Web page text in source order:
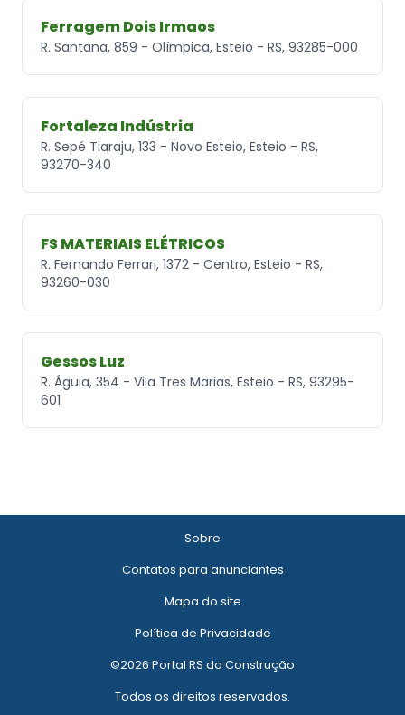
Ferragem Dois Irmaos
R. Santana, 859 - Olímpica, Esteio - RS, 93285-000
Fortaleza Indústria
R. Sepé Tiaraju, 133 - Novo Esteio, Esteio - RS,
93270-340
FS MATERIAIS ELÉTRICOS
R. Fernando Ferrari, 1372 - Centro, Esteio - RS,
93260-030
Gessos Luz
R. Águia, 354 - Vila Tres Marias, Esteio - RS, 93295-
601
Sobre
Contatos para anunciantes
Mapa do site
Política de Privacidade
©2026 Portal RS da Construção
Todos os direitos reservados.